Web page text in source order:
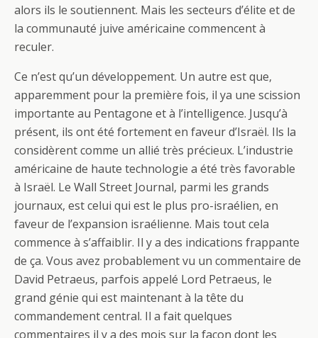
alors ils le soutiennent. Mais les secteurs d’élite et de
la communauté juive américaine commencent à
reculer.
Ce n’est qu’un développement. Un autre est que,
apparemment pour la première fois, il ya une scission
importante au Pentagone et à l’intelligence. Jusqu’à
présent, ils ont été fortement en faveur d’Israël. Ils la
considèrent comme un allié très précieux. L’industrie
américaine de haute technologie a été très favorable
à Israël. Le Wall Street Journal, parmi les grands
journaux, est celui qui est le plus pro-israélien, en
faveur de l’expansion israélienne. Mais tout cela
commence à s’affaiblir. Il y a des indications frappante
de ça. Vous avez probablement vu un commentaire de
David Petraeus, parfois appelé Lord Petraeus, le
grand génie qui est maintenant à la tête du
commandement central. Il a fait quelques
commentaires il y a des mois sur la façon dont les